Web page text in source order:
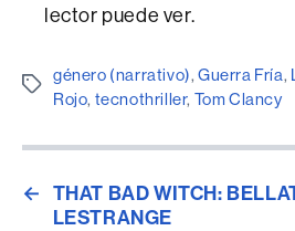
lector puede ver.
Etiquetes
género (narrativo),Guerra Fría,
Rojo, tecnothriller, Tom Clancy
← THAT BAD WITCH:
LESTRANGE